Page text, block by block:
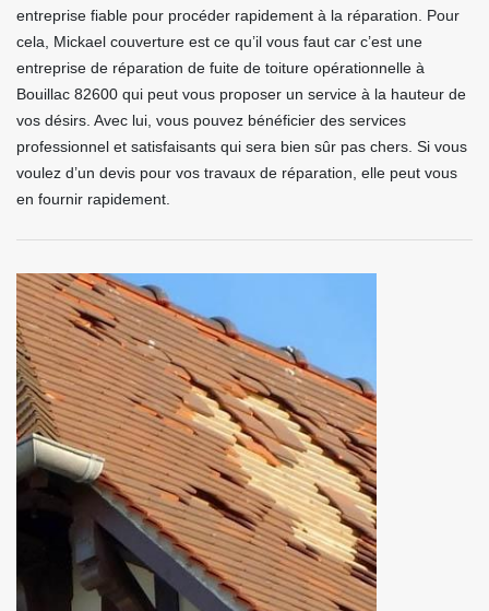
entreprise fiable pour procéder rapidement à la réparation. Pour
cela, Mickael couverture est ce qu’il vous faut car c’est une
entreprise de réparation de fuite de toiture opérationnelle à
Bouillac 82600 qui peut vous proposer un service à la hauteur de
vos désirs. Avec lui, vous pouvez bénéficier des services
professionnel et satisfaisants qui sera bien sûr pas chers. Si vous
voulez d’un devis pour vos travaux de réparation, elle peut vous
en fournir rapidement.